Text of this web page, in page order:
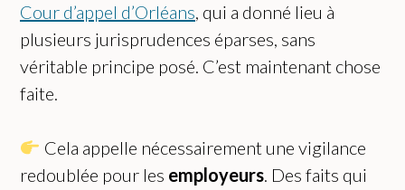
Cour d’appel d’Orléans, qui a donné lieu à
plusieurs jurisprudences éparses, sans
véritable principe posé. C’est maintenant chose
faite.
Cela appelle nécessairement une vigilance
redoublée pour les employeurs. Des faits qui